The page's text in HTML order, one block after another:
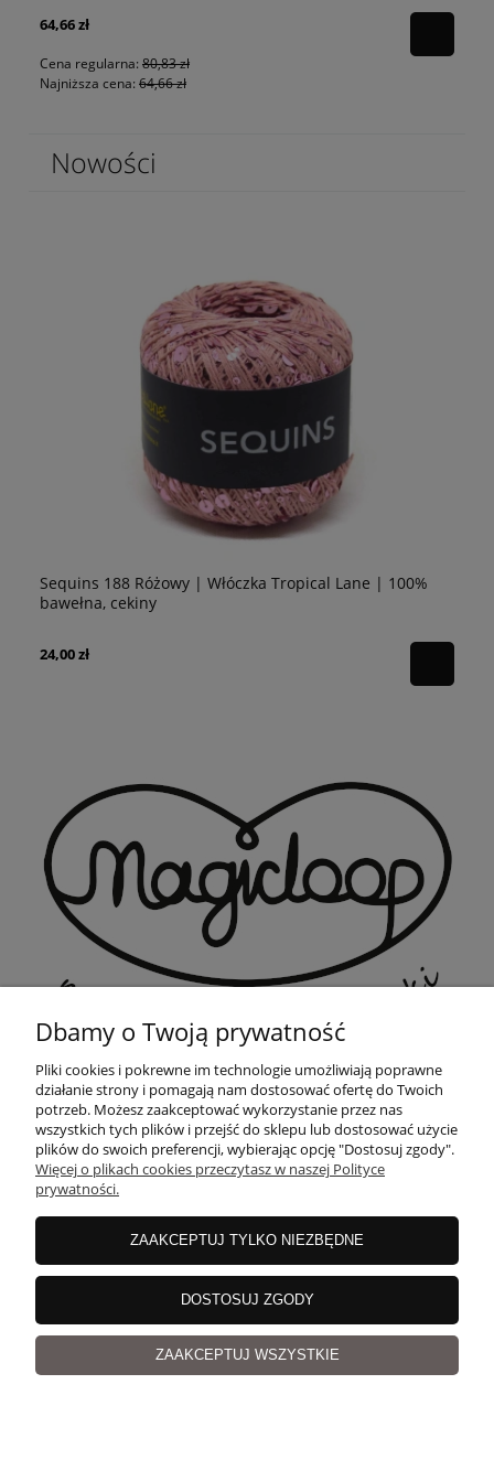
64,66 zł
Cena regularna: 80,83 zł
Najniższa cena: 64,66 zł
Nowości
Sequins 188 Różowy | Włóczka Tropical Lane | 100%
bawełna, cekiny
24,00 zł
Potrzebujesz pomocy? Napisz do nas!
info@magicloop.pl
POMOC
MOJE KONTO
Dbamy o Twoją prywatność
Pliki cookies i pokrewne im technologie umożliwiają poprawne
działanie strony i pomagają nam dostosować ofertę do Twoich
potrzeb. Możesz zaakceptować wykorzystanie przez nas
wszystkich tych plików i przejść do sklepu lub dostosować użycie
plików do swoich preferencji, wybierając opcję "Dostosuj zgody".
Więcej o plikach cookies przeczytasz w naszej Polityce
prywatności.
ZAAKCEPTUJ TYLKO NIEZBĘDNE
DOSTOSUJ ZGODY
ZAAKCEPTUJ WSZYSTKIE